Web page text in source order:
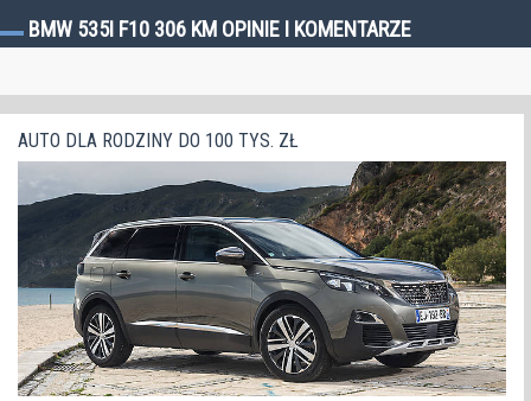
BMW 535I F10 306 KM OPINIE I KOMENTARZE
AUTO DLA RODZINY DO 100 TYS. ZŁ